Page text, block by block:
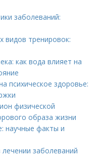
заболеваний:
видов тренировок:
как вода влияет на
психическое здоровье:
физической
образа жизни
научные факты и
заболеваний